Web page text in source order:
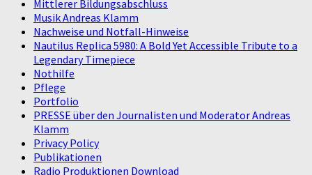
Mittlerer Bildungsabschluss
Musik Andreas Klamm
Nachweise und Notfall-Hinweise
Nautilus Replica 5980: A Bold Yet Accessible Tribute to a
Legendary Timepiece
Nothilfe
Pflege
Portfolio
PRESSE über den Journalisten und Moderator Andreas
Klamm
Privacy Policy
Publikationen
Radio Produktionen Download